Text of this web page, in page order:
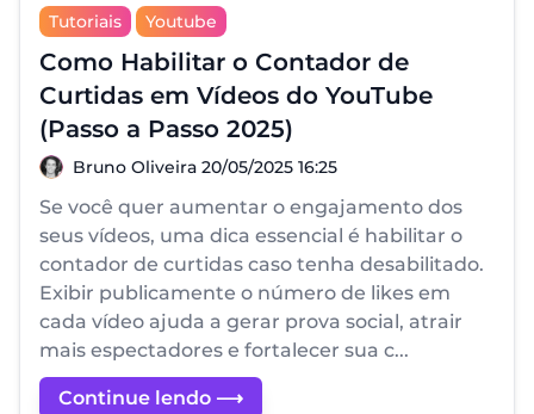
Tutoriais Youtube
Como Habilitar o Contador de
Curtidas em Vídeos do YouTube
(Passo a Passo 2025)
Bruno Oliveira
Bruno Oliveira 20/05/2025 16:25
Se você quer aumentar o engajamento dos
seus vídeos, uma dica essencial é habilitar o
contador de curtidas caso tenha desabilitado.
Exibir publicamente o número de likes em
cada vídeo ajuda a gerar prova social, atrair
mais espectadores e fortalecer sua c...
Continue lendo ⟶